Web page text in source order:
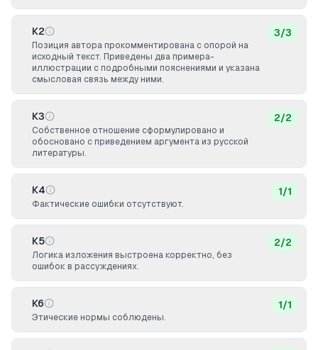
К2
Позиция автора прокомментирована с опорой на
исходный текст. Приведены два примера-
иллюстрации с подробными пояснениями и указана
смысловая связь между ними.
3/3
К3
Собственное отношение сформулировано и
обосновано с приведением аргумента из русской
литературы.
2/2
К4
Фактические ошибки отсутствуют.
1/1
К5
Логика изложения выстроена корректно, без
ошибок в рассуждениях.
2/2
К6
Этические нормы соблюдены.
1/1